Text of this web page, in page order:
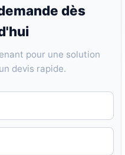
dès
pour une solution
devis rapide.